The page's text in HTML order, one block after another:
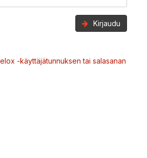
Kirjaudu
-käyttäjätunnuksen tai salasanan